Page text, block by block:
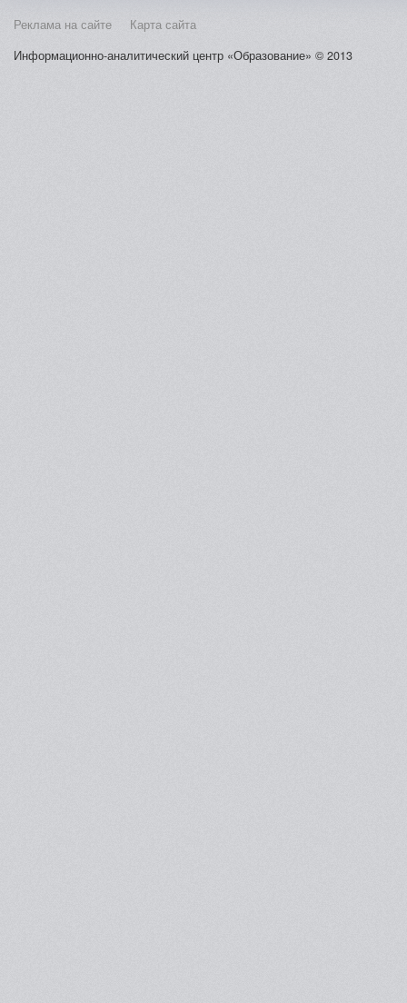
Реклама на сайте
Карта сайта
Информационно-аналитический центр «Образование» © 2013